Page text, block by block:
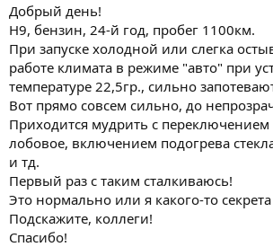
Добрый день!
Н9, бензин, 24-й год, пробег 1100км.
При запуске холодной или слегка
работе климата в режиме "авто" при
температуре 22,5гр., сильно
Вот прямо совсем сильно, до
Приходится мудрить с переключением
лобовое, включением подогрева
и тд.
Первый раз с таким сталкиваюсь!
Это нормально или я какого-то
Подскажите, коллеги!
Спасибо!